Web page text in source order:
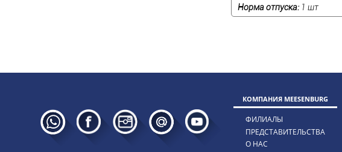
Норма отпуска:1 шт
КОМПАНИЯ MEESENBURG
ФИЛИАЛЫ
ПРЕДСТАВИТЕЛЬСТВА
О НАС